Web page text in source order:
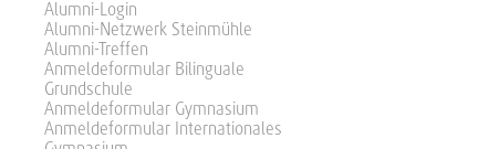
Alumni-Login
Alumni-Netzwerk Steinmühle
Alumni-Treffen
Anmeldeformular Bilinguale
Grundschule
Anmeldeformular Gymnasium
Anmeldeformular Internationales